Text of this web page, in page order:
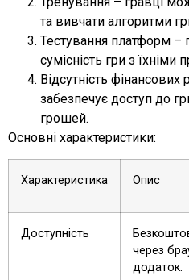
та вивчати алгоритми
Тестування платформ –
сумісність гри з їхніми
Відсутність
забезпечує доступ до
грошей.
Основні характеристики:
Характеристика Опис
Доступність
через
додаток.